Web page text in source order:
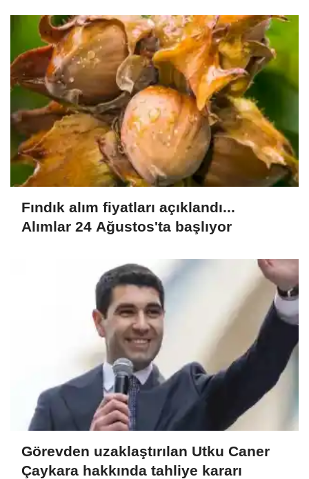
Fındık alım fiyatları açıklandı...
Alımlar 24 Ağustos'ta başlıyor
Görevden uzaklaştırılan Utku Caner
Çaykara hakkında tahliye kararı